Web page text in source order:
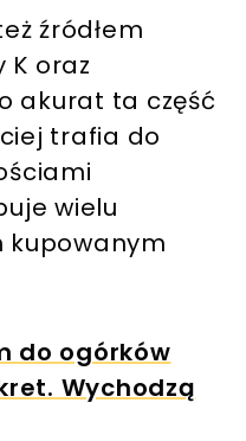
źródłem
K oraz
akurat ta część
trafia do
wielu
kupowanym
do ogórków
Wychodzą